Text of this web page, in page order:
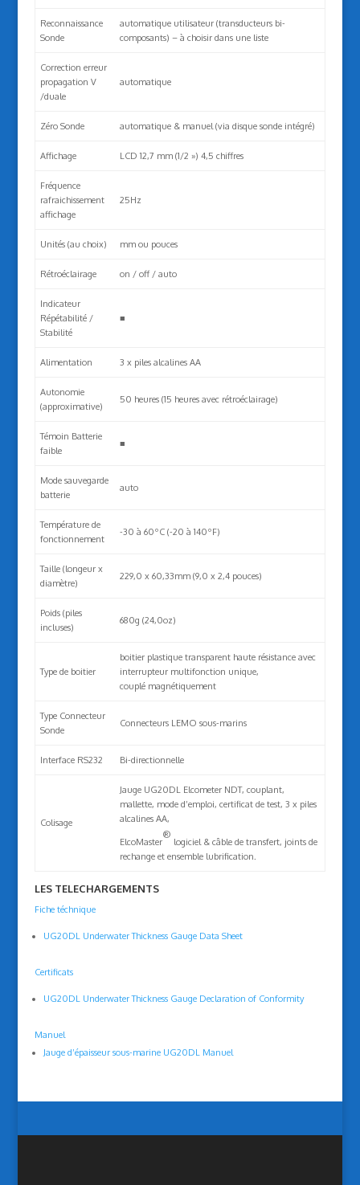
Reconnaissance
Sonde
automatique utilisateur (transducteurs bi-
composants) – à choisir dans une liste
Correction erreur
propagation V
/duale
automatique
Zéro Sonde automatique & manuel (via disque sonde intégré)
Affichage LCD 12,7 mm (1/2 ») 4,5 chiffres
Fréquence
rafraichissement
affichage
25Hz
Unités (au choix) mm ou pouces
Rétroéclairage on / off / auto
Indicateur
Répétabilité /
Stabilité
■
Alimentation 3 x piles alcalines AA
Autonomie
(approximative)
50 heures (15 heures avec rétroéclairage)
Témoin Batterie
faible
■
Mode sauvegarde
batterie
auto
Température de
fonctionnement
-30 à 60ºC (-20 à 140ºF)
Taille (longeur x
diamètre)
229,0 x 60,33mm (9,0 x 2,4 pouces)
Poids (piles
incluses)
680g (24,0oz)
Type de boitier
boitier plastique transparent haute résistance avec
interrupteur multifonction unique,
couplé magnétiquement
Type Connecteur
Sonde
Connecteurs LEMO sous-marins
Interface RS232 Bi-directionnelle
Colisage
Jauge UG20DL Elcometer NDT, couplant,
mallette, mode d’emploi, certificat de test, 3 x piles
alcalines AA,
ElcoMaster
®
logiciel & câble de transfert, joints de
rechange et ensemble lubrification.
LES TELECHARGEMENTS
Fiche téchnique
UG20DL Underwater Thickness Gauge Data Sheet
Certificats
UG20DL Underwater Thickness Gauge Declaration of Conformity
Manuel
Jauge d’épaisseur sous-marine UG20DL Manuel